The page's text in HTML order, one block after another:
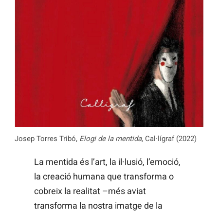
Josep Torres Tribó, Elogi de la mentida, Cal·lígraf (2022)
La mentida és l’art, la il·lusió, l’emoció,
la creació humana que transforma o
cobreix la realitat –més aviat
transforma la nostra imatge de la